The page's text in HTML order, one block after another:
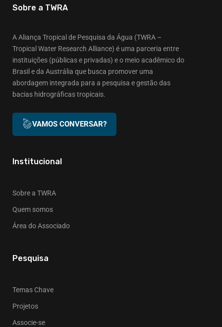
Sobre a TWRA
A Aliança Tropical de Pesquisa da Água (TWRA –
Tropical Water Research Alliance) é uma parceria entre
instituições (públicas e privadas) e o meio acadêmico do
Brasil e da Austrália que busca promover uma
abordagem integrada para a pesquisa e gestão das
bacias hidrográficas tropicais.
VAMOS CONVERSAR?
Institucional
Sobre a TWRA
Quem somos
Área do Associado
Pesquisa
Temas Chave
Projetos
Associe-se